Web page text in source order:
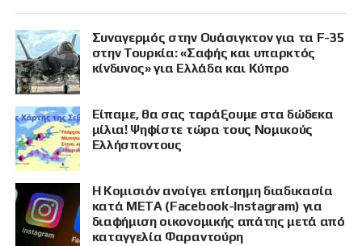
Συναγερμός στην Ουάσιγκτον για τα F-35
στην Τουρκία: «Σαφής και υπαρκτός
κίνδυνος» για Ελλάδα και Κύπρο
Είπαμε, θα σας ταράξουμε στα δώδεκα
μίλια! Ψηφίστε τώρα τους Νομικούς
Ελλήσποντους
Η Κομισιόν ανοίγει επίσημη διαδικασία
κατά META (Facebook-Instagram) για
διαφήμιση οικονομικής απάτης μετά από
καταγγελία Φαραντούρη